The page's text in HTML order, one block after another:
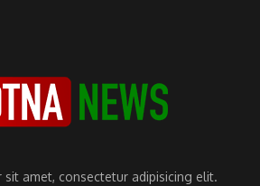
amet, consectetur adipisicing elit.